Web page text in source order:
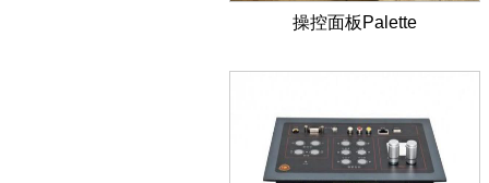
操控面板Palette